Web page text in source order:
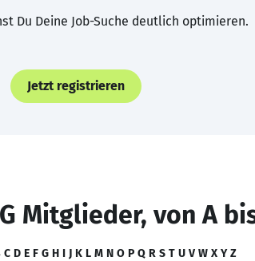
Du Deine Job-Suche deutlich optimieren.
Jetzt registrieren
Mitglieder, von A
C D E F G H I J K L M N O P Q R S T U V W X Y Z